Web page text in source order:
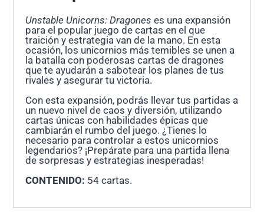
Unstable Unicorns: Dragones es una expansión
para el popular juego de cartas en el que
traición y estrategia van de la mano. En esta
ocasión, los unicornios más temibles se unen a
la batalla con poderosas cartas de dragones
que te ayudarán a sabotear los planes de tus
rivales y asegurar tu victoria.
Con esta expansión, podrás llevar tus partidas a
un nuevo nivel de caos y diversión, utilizando
cartas únicas con habilidades épicas que
cambiarán el rumbo del juego. ¿Tienes lo
necesario para controlar a estos unicornios
legendarios? ¡Prepárate para una partida llena
de sorpresas y estrategias inesperadas!
CONTENIDO: 54 cartas.